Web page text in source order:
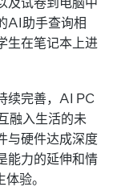
AI助手查询相
生在笔记本上进
续完善，AI PC
融入生活的未
与硬件达成深度
能力的延伸和情
验。